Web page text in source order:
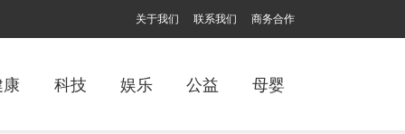
关于我们 联系我们 商务合作
科技 娱乐 公益 母婴